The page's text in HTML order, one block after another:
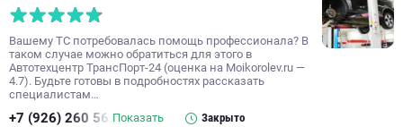
Вашему ТС потребовалась помощь профессионала? В
таком случае можно обратиться для этого в
Автотехцентр ТрансПорт-24 (оценка на Moikorolev.ru —
4.7). Будьте готовы в подробностях рассказать
специалистам…
+7 (926) 260 56 Показать Закрыто